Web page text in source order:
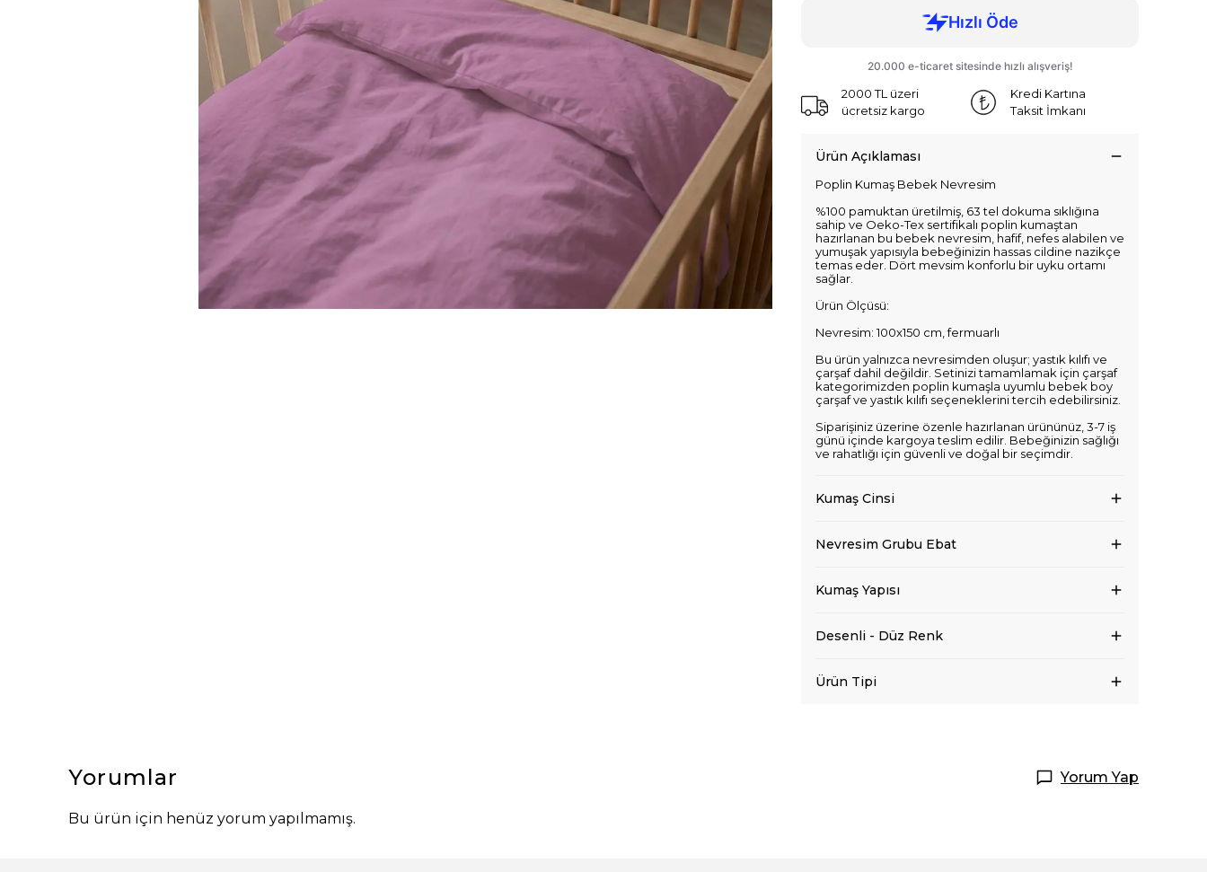
2000 TL üzeri
ücretsiz kargo
Kredi Kartına
Taksit İmkanı
Ürün Açıklaması
Poplin Kumaş Bebek Nevresim
%100 pamuktan üretilmiş, 63 tel dokuma sıklığına
sahip ve Oeko-Tex sertifikalı poplin kumaştan
hazırlanan bu bebek nevresim, hafif, nefes alabilen ve
yumuşak yapısıyla bebeğinizin hassas cildine nazikçe
temas eder. Dört mevsim konforlu bir uyku ortamı
sağlar.
Ürün Ölçüsü:
Nevresim: 100x150 cm, fermuarlı
Bu ürün yalnızca nevresimden oluşur; yastık kılıfı ve
çarşaf dahil değildir. Setinizi tamamlamak için çarşaf
kategorimizden poplin kumaşla uyumlu bebek boy
çarşaf ve yastık kılıfı seçeneklerini tercih edebilirsiniz.
Siparişiniz üzerine özenle hazırlanan ürününüz, 3-7 iş
günü içinde kargoya teslim edilir. Bebeğinizin sağlığı
ve rahatlığı için güvenli ve doğal bir seçimdir.
Kumaş Cinsi
Nevresim Grubu Ebat
Kumaş Yapısı
Desenli - Düz Renk
Ürün Tipi
Yorumlar Yorum Yap
Bu ürün için henüz yorum yapılmamış.